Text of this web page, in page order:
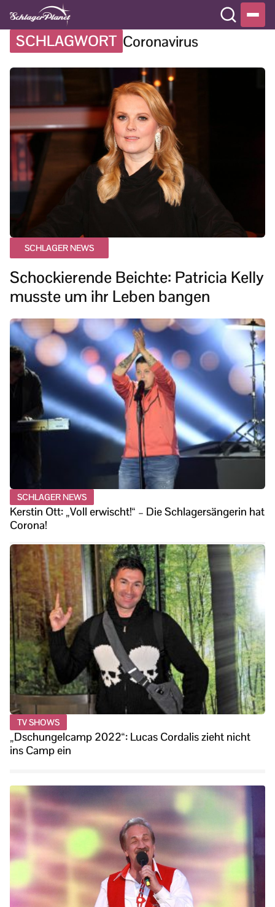
SCHLAGWORT Coronavirus
SCHLAGER NEWS
Schockierende Beichte: Patricia Kelly
musste um ihr Leben bangen
SCHLAGER NEWS
Kerstin Ott: „Voll erwischt!“ – Die Schlagersängerin hat
Corona!
TV SHOWS
„Dschungelcamp 2022“: Lucas Cordalis zieht nicht
ins Camp ein